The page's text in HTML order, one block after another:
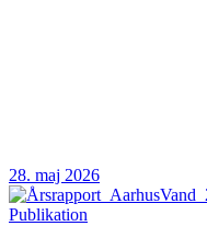
28. maj 2026
Publikation